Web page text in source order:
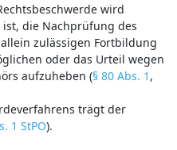
wird
die Nachprüfung des
zulässigen Fortbildung
oder das Urteil wegen
aufzuheben (§ 80 Abs. 1 ,
trägt der
1 StPO).